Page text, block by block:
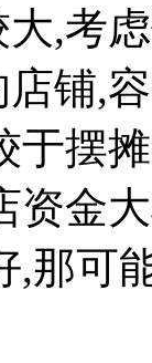
,考
铺,
于摆
资金
,那可